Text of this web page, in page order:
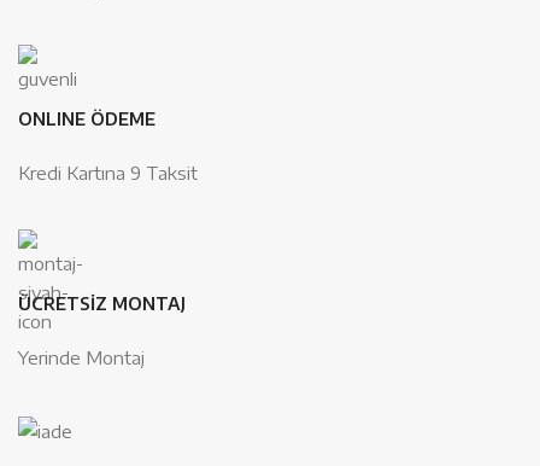
ONLINE ÖDEME
Kredi Kartına 9 Taksit
ÜCRETSİZ MONTAJ
Yerinde Montaj